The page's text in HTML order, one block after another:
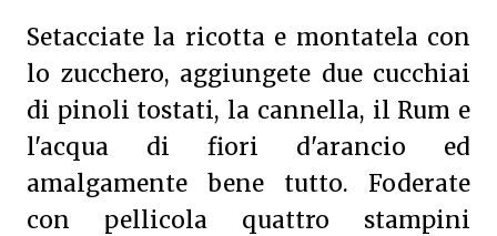
Setacciate la ricotta e montatela con
lo zucchero, aggiungete due cucchiai
di pinoli tostati, la cannella, il Rum e
l'acqua di fiori d'arancio ed
amalgamente bene tutto. Foderate
con pellicola quattro stampini